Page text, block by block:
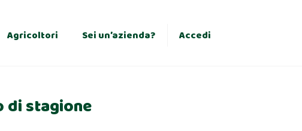
Agricoltori Sei un’azienda? Accedi
di stagione